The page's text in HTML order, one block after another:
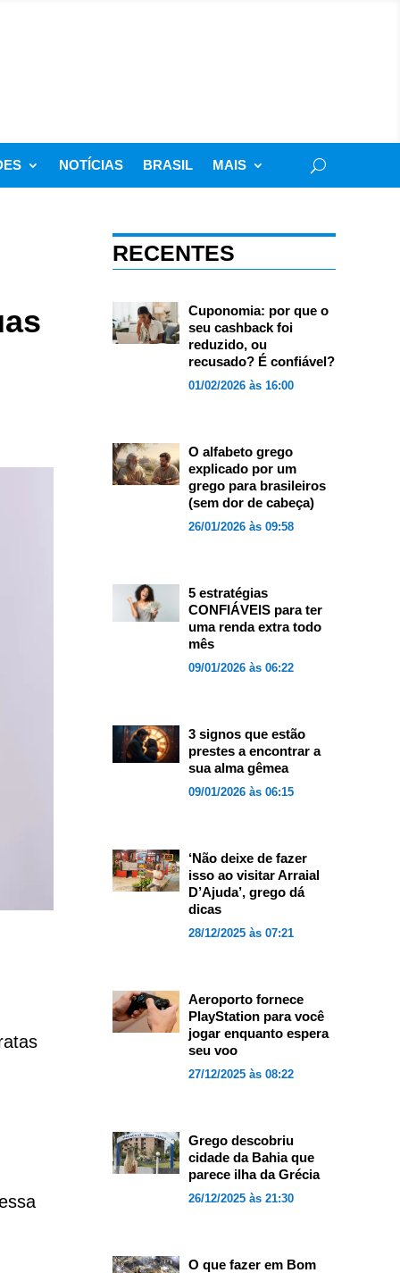
NOTÍCIAS BRASIL MAIS
RECENTES
Cuponomia: por que o
seu cashback foi
reduzido, ou
recusado? É confiável?
01/02/2026 às 16:00
O alfabeto grego
explicado por um
grego para brasileiros
(sem dor de cabeça)
26/01/2026 às 09:58
5 estratégias
CONFIÁVEIS para ter
uma renda extra todo
mês
09/01/2026 às 06:22
3 signos que estão
prestes a encontrar a
sua alma gêmea
09/01/2026 às 06:15
‘Não deixe de fazer
isso ao visitar Arraial
D’Ajuda’, grego dá
dicas
28/12/2025 às 07:21
Aeroporto fornece
PlayStation para você
jogar enquanto espera
seu voo
27/12/2025 às 08:22
Grego descobriu
cidade da Bahia que
parece ilha da Grécia
26/12/2025 às 21:30
O que fazer em Bom